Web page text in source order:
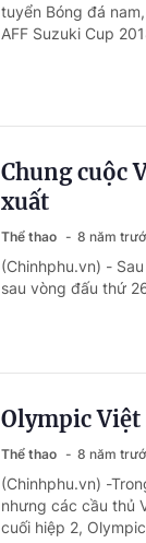
tuyển Bóng đá
AFF Suzuki Cup
Chung cuộc
xuất
Thể thao 8 năm
(Chinhphu.vn) -
sau vòng đấu thứ
Olympic
Thể thao 8 năm
(Chinhphu.vn) -
nhưng các cầu thủ
cuối hiệp 2,